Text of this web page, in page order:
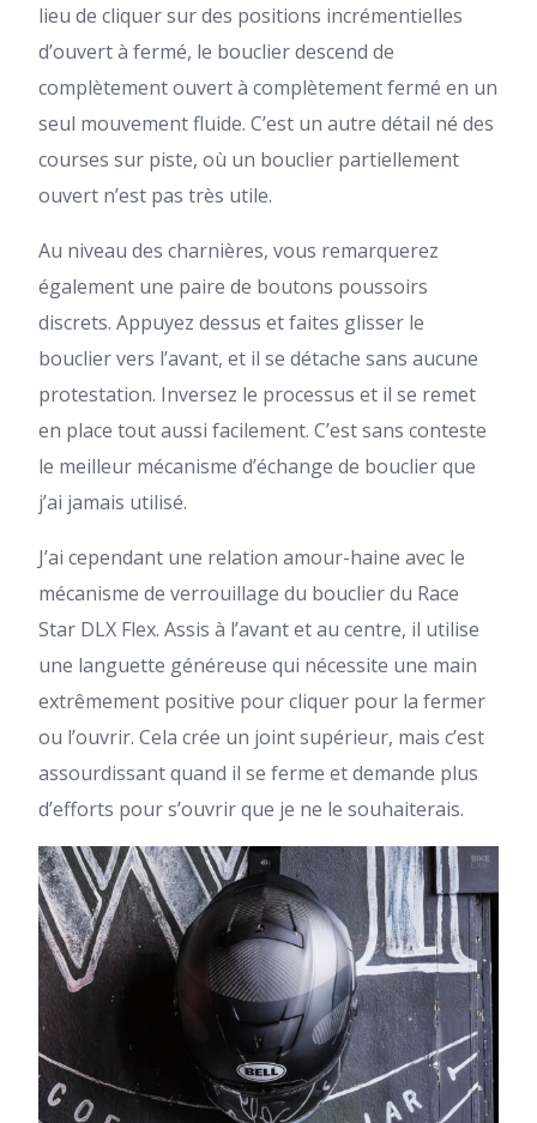
lieu de cliquer sur des positions incrémentielles
d’ouvert à fermé, le bouclier descend de
complètement ouvert à complètement fermé en un
seul mouvement fluide. C’est un autre détail né des
courses sur piste, où un bouclier partiellement
ouvert n’est pas très utile.
Au niveau des charnières, vous remarquerez
également une paire de boutons poussoirs
discrets. Appuyez dessus et faites glisser le
bouclier vers l’avant, et il se détache sans aucune
protestation. Inversez le processus et il se remet
en place tout aussi facilement. C’est sans conteste
le meilleur mécanisme d’échange de bouclier que
j’ai jamais utilisé.
J’ai cependant une relation amour-haine avec le
mécanisme de verrouillage du bouclier du Race
Star DLX Flex. Assis à l’avant et au centre, il utilise
une languette généreuse qui nécessite une main
extrêmement positive pour cliquer pour la fermer
ou l’ouvrir. Cela crée un joint supérieur, mais c’est
assourdissant quand il se ferme et demande plus
d’efforts pour s’ouvrir que je ne le souhaiterais.